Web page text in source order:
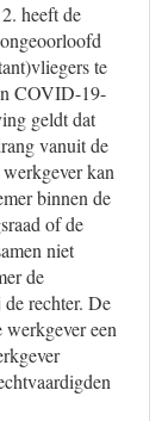
heeft de
te
COVID-19-
geldt dat
vanuit de
kan
binnen de
of de
niet
de
rechter. De
een